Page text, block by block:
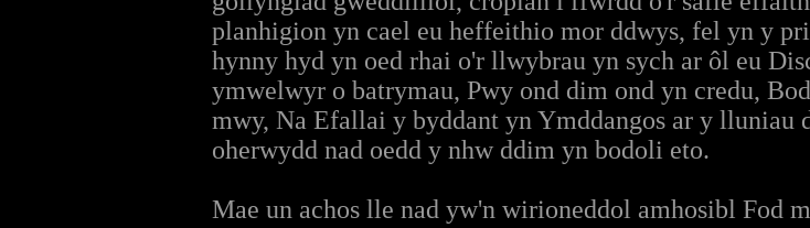
planhigion yn cael eu heffeithio mor ddwys, fel yn y
hynny hyd yn oed rhai o'r llwybrau yn sych ar ôl eu
ymwelwyr o batrymau, Pwy ond dim ond yn credu,
mwy, Na Efallai y byddant yn Ymddangos ar y lluniau
oherwydd nad oedd y nhw ddim yn bodoli eto.
Mae un achos lle nad yw'n wirioneddol amhosibl Fod